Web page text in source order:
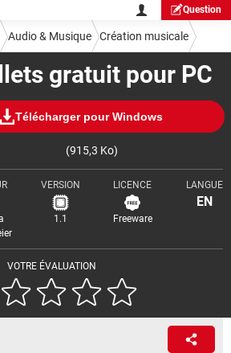
Question
gratuit pour PC
Télécharger pour Windows
(915,3 Ko)
VOTRE ÉVALUATION
VERSION
1.1
LICENCE
Freeware
LANGUE
EN
Audio & Musique Création musicale